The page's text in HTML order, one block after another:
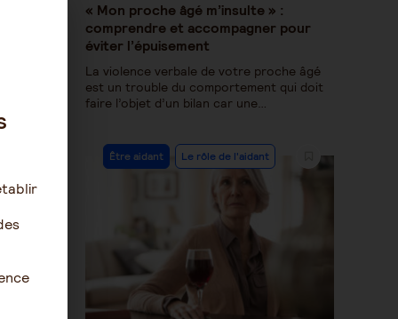
« Mon proche âgé m’insulte » :
comprendre et accompagner pour
éviter l’épuisement
La violence verbale de votre proche âgé
est un trouble du comportement qui doit
faire l’objet d’un bilan car une…
Être aidant Le rôle de l'aidant